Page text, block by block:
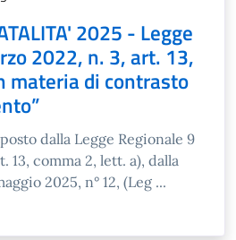
2025 - Legge
2022, n. 3, art. 13,
materia di contrasto
dalla Legge Regionale 9
13, comma 2, lett. a), dalla
2025, n° 12, (Leg ...